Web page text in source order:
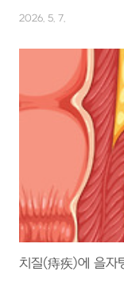
재료 백지(白芷), 패모(
법 재료에 물 500㏄를
달인다. ■ 복용법 1일
(肝)의 기운이 뭉쳐지
줄이고 규칙적인 운동
화(金銀花), 조각자(皂
2026. 5. 7.
치질(痔疾)에 을자